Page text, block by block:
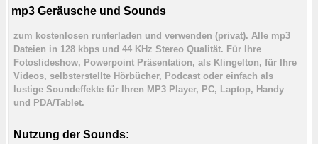
mp3 Geräusche und Sounds
zum kostenlosen runterladen und verwenden (privat). Alle mp3
Dateien in 128 kbps und 44 KHz Stereo Qualität. Für Ihre
Fotoslideshow, Powerpoint Präsentation, als Klingelton, für Ihre
Videos, selbsterstellte Hörbücher, Podcast oder einfach als
lustige Soundeffekte für Ihren MP3 Player, PC, Laptop, Handy
und PDA/Tablet.
Nutzung der Sounds: